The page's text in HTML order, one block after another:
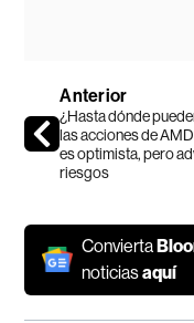
Anterior
¿Hasta dónde
las acciones de
es optimista, pero
riesgos
Convierta
noticiasaquí